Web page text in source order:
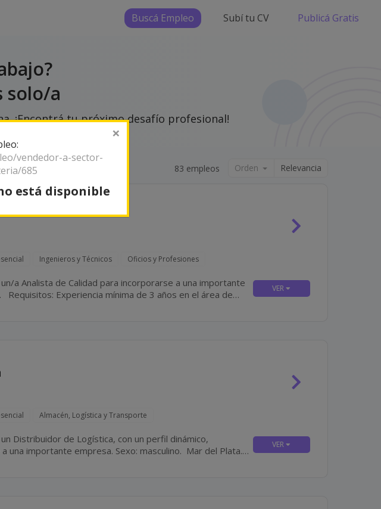
Buscá Empleo Subí tu CV Publicá Gratis
solo/a
¡Encontrá tu próximo desafío profesional!
83 empleos Orden Relevancia
Ingenieros y Técnicos Oficios y Profesiones
a Analista de Calidad para incorporarse a una importante
Almacén, Logística y Transporte
Distribuidor de Logística, con un perfil dinámico,
Sexo: masculino. Mar del Plata.
×
vendedor-a-sector-
685
está disponible